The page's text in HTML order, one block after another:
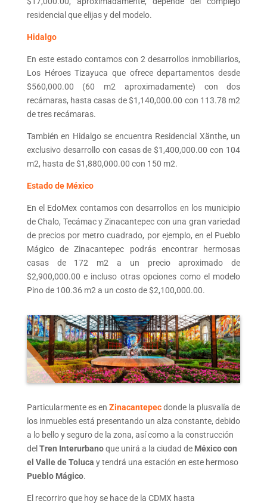
residencial que elijas y del modelo.
Hidalgo
En este estado contamos con 2 desarrollos inmobiliarios,
Los Héroes Tizayuca que ofrece departamentos desde
$560,000.00 (60 m2 aproximadamente) con dos
recámaras, hasta casas de $1,140,000.00 con 113.78 m2
de tres recámaras.
También en Hidalgo se encuentra Residencial Xänthe, un
exclusivo desarrollo con casas de $1,400,000.00 con 104
m2, hasta de $1,880,000.00 con 150 m2.
Estado de México
En el EdoMex contamos con desarrollos en los municipio
de Chalo, Tecámac y Zinacantepec con una gran variedad
de precios por metro cuadrado, por ejemplo, en el Pueblo
Mágico de Zinacantepec podrás encontrar hermosas
casas de 172 m2 a un precio aproximado de
$2,900,000.00 e incluso otras opciones como el modelo
Pino de 100.36 m2 a un costo de $2,100,000.00.
Particularmente es en Zinacantepecdonde la plusvalía de
los inmuebles está presentando un alza constante, debido
a lo bello y seguro de la zona, así como a la construcción
del Tren Interurbanoque unirá a la ciudad de México con
el Valle de Toluca y tendrá una estación en este hermoso
Pueblo Mágico.
El recorriro que hoy se hace de la CDMX hasta